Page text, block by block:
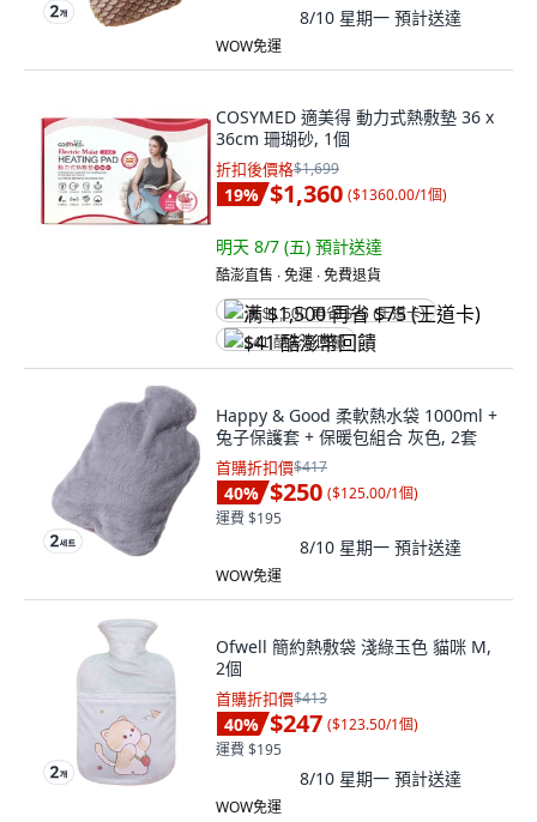
8/10 星期一 預計送達
WOW免運
COSYMED 適美得 動力式熱敷墊 36 x
36cm 珊瑚砂, 1個
折扣後價格$1,699
19% $1,360 ($1360.00/1個)
明天 8/7 (五) 預計送達
酷澎直售 ∙ 免運 ∙ 免費退貨
满 $1,500 再省 $75 (王道卡)
$41 酷澎幣回饋
Happy & Good 柔軟熱水袋 1000ml +
兔子保護套 + 保暖包組合 灰色, 2套
首購折扣價$417
40% $250 ($125.00/1個)
運費 $195
8/10 星期一 預計送達
WOW免運
Ofwell 簡約熱敷袋 淺綠玉色 貓咪 M,
2個
首購折扣價$413
40% $247 ($123.50/1個)
運費 $195
8/10 星期一 預計送達
WOW免運